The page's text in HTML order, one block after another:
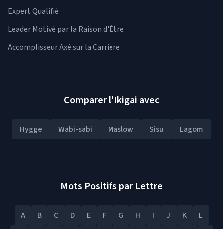
Expert Qualifié
Leader Motivé par la Raison d'Être
Accomplisseur Axé sur la Carrière
Comparer l'Ikigai avec
Hygge Wabi-sabi Maslow Sisu Lagom
Mots Positifs par Lettre
A B C D E F G H I J K
L